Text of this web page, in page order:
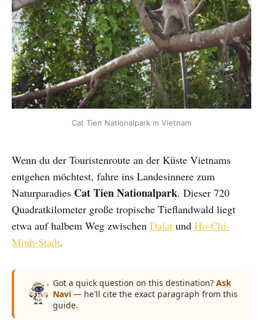
Cat Tien Nationalpark in Vietnam
Wenn du der Touristenroute an der Küste Vietnams
entgehen möchtest, fahre ins Landesinnere zum
Naturparadies Cat Tien Nationalpark. Dieser 720
Quadratkilometer große tropische Tieflandwald liegt
etwa auf halbem Weg zwischen Dalat und Ho-Chi-
Minh-Stadt.
Got a quick question on this destination? Ask
Navi — he'll cite the exact paragraph from this
guide.